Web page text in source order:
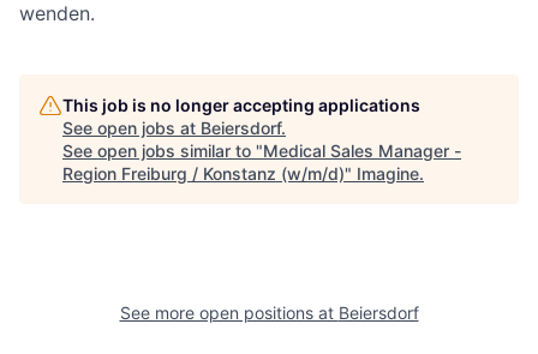
wenden.​
This job is no longer accepting applications
See open jobs at Beiersdorf.
See open jobs similar to "Medical Sales Manager -
Region Freiburg / Konstanz (w/m/d)" Imagine.
See more open positions at Beiersdorf